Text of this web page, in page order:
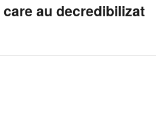
au decredibilizat